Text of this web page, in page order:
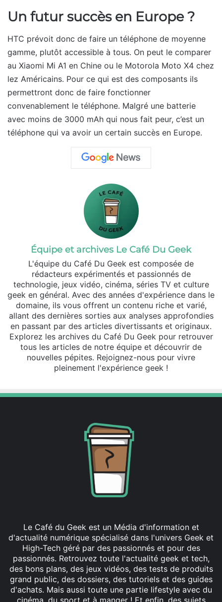
Un futur succès en Europe ?
HTC prévoit donc de faire un téléphone de moyenne
gamme, plutôt accessible à tous. On peut le comparer
au Xiaomi Mi A1 en Chine ou le Motorola Moto X4 chez
lez Américains. Pour ce qui est des composants ils
permettront donc de faire fonctionner
convenablement le téléphone. Malgré une batterie
avec moins de 3000 mAh qui nous fait peur, c’est un
téléphone qui va avoir un certain succès en Europe.
Équipe et archives Le Café Du Geek
L'équipe du Café Du Geek est composée de
rédacteurs expérimentés et passionnés de
technologie, jeux vidéo, cinéma, séries TV et culture
geek en général. Avec des années d'expérience dans le
domaine, ils vous offrent un contenu riche et varié,
allant des dernières sorties aux analyses approfondies
en passant par des articles divertissants et originaux.
Explorez les archives du Café Du Geek pour retrouver
tous les articles de notre équipe et découvrir de
nouvelles pépites. Rejoignez-nous pour vivre
pleinement l'expérience geek !
Le Café du Geek est un Média d'information et
d'actualité numérique spécialisé dans l'univers Geek et
High-Tech géré par des passionnés et pour des
passionnés. Retrouvez toute l'actualité geek et tech,
des bons plans, des jeux vidéos, des tests de produits
grand public, des dossiers, des tutoriels et des guides
d'achats. Mais aussi toute une partie lifestyle avec du